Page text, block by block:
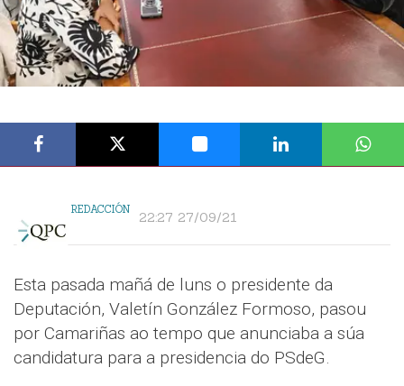
REDACCIÓN 22:27 27/09/21
Esta pasada mañá de luns o presidente da
Deputación, Valetín González Formoso, pasou
por Camariñas ao tempo que anunciaba a súa
candidatura para a presidencia do PSdeG.